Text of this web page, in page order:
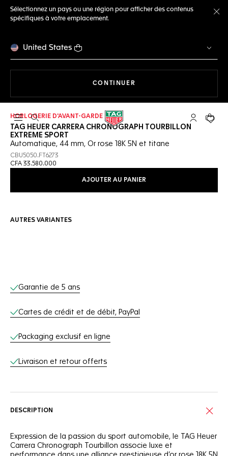
Sélectionnez un pays ou une région pour afficher des contenus
spécifiques à votre emplacement.
United States
CONTINUER
Ouvrir la barre de recherche Compte My
Votre
HORLOGERIE D'AVANT-GARDE
TAG HEUER CARRERA CHRONOGRAPH TOURBILLON
EXTREME SPORT
Automatique, 44 mm, Or rose 18K 5N et titane
CBU5050.FT6273
CFA 33.580.000
AJOUTER AU PANIER
AUTRES VARIANTES
Services en ligne
Garantie de 5 ans
Cartes de crédit et de débit, PayPal
Packaging exclusif en ligne
Livraison et retour offerts
DESCRIPTION
Expression de la passion du sport automobile, le TAG Heuer
Carrera Chronograph Tourbillon associe luxe et